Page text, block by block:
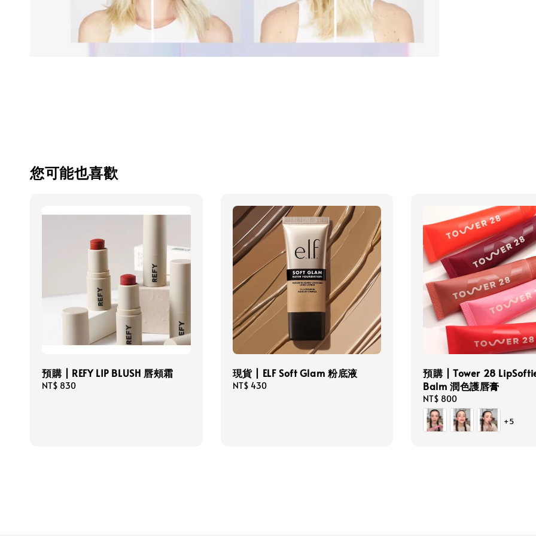
您可能也喜歡
預購 | REFY LIP BLUSH 唇頰霜
Regular
NT$ 830
現貨 | ELF Soft Glam 粉底液
Regular
NT$ 430
預購 | Tower 28
Balm 潤色護唇膏
Regular
price
NT$ 800
+5